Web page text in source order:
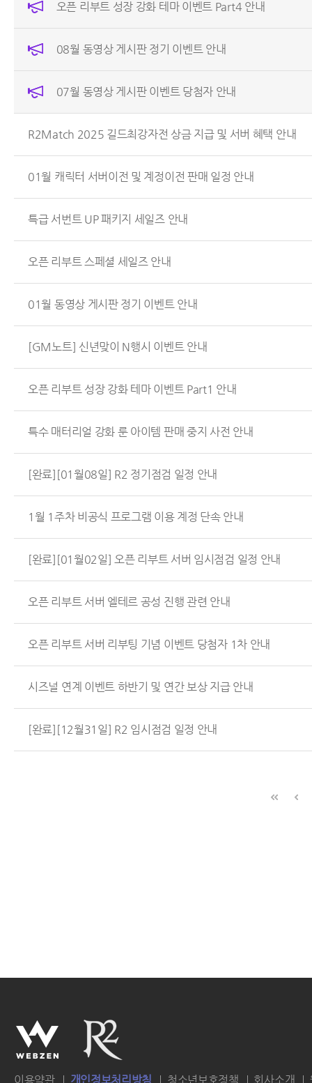
오픈 리부트 성장 강화 테마 이벤트 Part4 안내
08월 동영상 게시판 정기 이벤트 안내
07월 동영상 게시판 이벤트 당첨자 안내
R2Match 2025 길드최강자전 상금 지급 및 서버 혜택 안내
01월 캐릭터 서버이전 및 계정이전 판매 일정 안내
특급 서번트 UP 패키지 세일즈 안내
오픈 리부트 스페셜 세일즈 안내
01월 동영상 게시판 정기 이벤트 안내
[GM노트] 신년맞이 N행시 이벤트 안내
오픈 리부트 성장 강화 테마 이벤트 Part1 안내
특수 매터리얼 강화 룬 아이템 판매 중지 사전 안내
[완료][01월08일] R2 정기점검 일정 안내
1월 1주차 비공식 프로그램 이용 계정 단속 안내
[완료][01월02일] 오픈 리부트 서버 임시점검 일정 안내
오픈 리부트 서버 엘테르 공성 진행 관련 안내
오픈 리부트 서버 리부팅 기념 이벤트 당첨자 1차 안내
시즈널 연계 이벤트 하반기 및 연간 보상 지급 안내
[완료][12월31일] R2 임시점검 일정 안내
이용약관 개인정보처리방침 청소년보호정책 회사소개